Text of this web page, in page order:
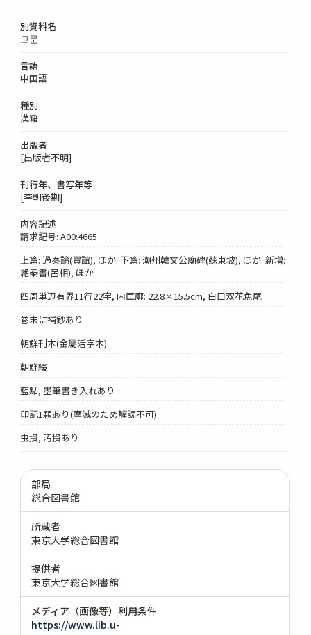
別資料名
고문
言語
中国語
種別
漢籍
出版者
[出版者不明]
刊行年、書写年等
[李朝後期]
内容記述
請求記号: A00:4665
上篇: 過秦論(賈誼), ほか. 下篇: 潮州韓文公廟碑(蘇東坡), ほか. 新増:
絶秦書(呂相), ほか
四周単辺有界11行22字, 内匡廓: 22.8×15.5cm, 白口双花魚尾
巻末に補鈔あり
朝鮮刊本(金屬活字本)
朝鮮綴
藍點, 墨筆書き入れあり
印記1顆あり(摩滅のため解読不可)
虫損, 汚損あり
部局
総合図書館
所蔵者
東京大学総合図書館
提供者
東京大学総合図書館
メディア（画像等）利用条件
https://www.lib.u-